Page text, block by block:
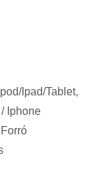
Ipod/Ipad/Tablet,
Iphone